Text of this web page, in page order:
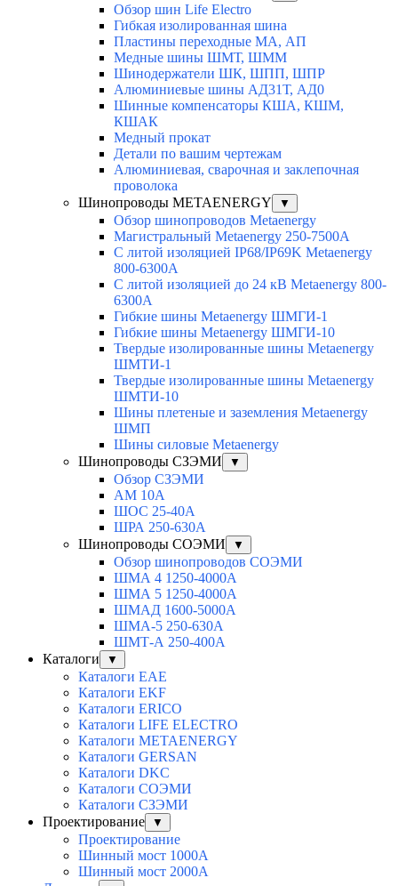
Обзор шин Life Electro
Гибкая изолированная шина
Пластины переходные МА, АП
Медные шины ШМТ, ШММ
Шинодержатели ШК, ШПП, ШПР
Алюминиевые шины АД31Т, АД0
Шинные компенсаторы КША, КШМ,
КШАК
Медный прокат
Детали по вашим чертежам
Алюминиевая, cварочная и заклепочная
проволока
Шинопроводы METAENERGY
▼
Обзор шинопроводов Metaenergy
Магистральный Metaenergy 250-7500A
С литой изоляцией IP68/IP69K Metaenergy
800-6300A
С литой изоляцией до 24 кВ Metaenergy 800-
6300A
Гибкие шины Metaenergy ШМГИ-1
Гибкие шины Metaenergy ШМГИ-10
Твердые изолированные шины Metaenergy
ШМТИ-1
Твердые изолированные шины Metaenergy
ШМТИ-10
Шины плетеные и заземления Metaenergy
ШМП
Шины силовые Metaenergy
Шинопроводы СЗЭМИ
▼
Обзор СЗЭМИ
АМ 10А
ШОС 25-40А
ШРА 250-630А
Шинопроводы СОЭМИ
▼
Обзор шинопроводов СОЭМИ
ШМА 4 1250-4000А
ШМА 5 1250-4000А
ШМАД 1600-5000А
ШМА-5 250-630А
ШМТ-А 250-400А
Каталоги
▼
Каталоги EAE
Каталоги EKF
Каталоги ERICO
Каталоги LIFE ELECTRO
Каталоги METAENERGY
Каталоги GERSAN
Каталоги DKC
Каталоги СОЭМИ
Каталоги СЗЭМИ
Проектирование
▼
Проектирование
Шинный мост 1000А
Шинный мост 2000А